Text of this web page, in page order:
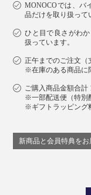
MONOCOでは、バ
品だけを取り扱って
ひと目で良さがわ
扱っています。
正午までのご注文（
※在庫のある商品に
ご購入商品金額合計
※一部配送便（特別
※ギフトラッピング
新商品と会員特典をお